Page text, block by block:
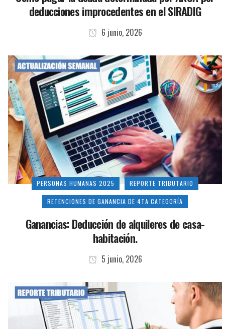
deducciones improcedentes en el SIRADIG
6 junio, 2026
PERSONAS HUMANAS 2025 REPORTE TRIBUTARIO
RETENCIONES DE GANANCIA DE 4TA CATEGORÍA
Ganancias: Deducción de alquileres de casa-
habitación.
5 junio, 2026